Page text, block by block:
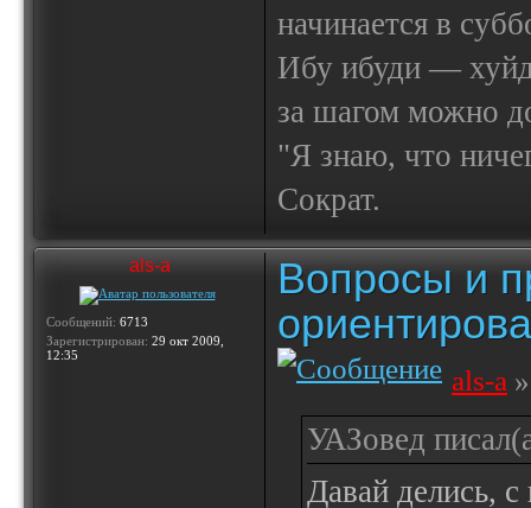
начинается в
Ибу ибуди —
за шагом можно
"Я знаю, что
Сократ.
als-a
Сообщений: 6713
Зарегистрирован: 29 окт 2009,
12:35
Вопросы и
als-a
УАЗовед
Давай делись,